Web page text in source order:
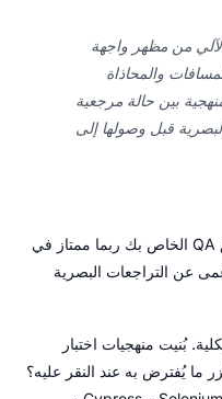
من مظهر واجهة
والمحاذاة
بين حالة مرجعية
قبل وصولها إلى
لنطرح المشكلة في جملة واحدة: فريق QA الخاص بك ربما ممتاز في
عن التراجعات البصرية
بُنيت منهجيات اختبار
ما يُفترض به عند النقر عليه؟